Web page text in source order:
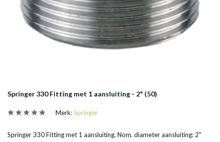
Springer 330 Fitting met 1 aansluiting - 2" (50)
Merk:Springer
Springer 330 Fitting met 1 aansluiting. Nom. diameter aansluiting: 2"